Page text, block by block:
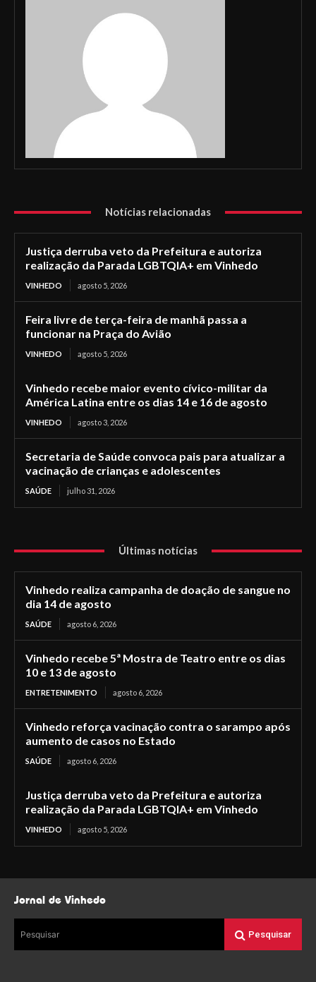
Notícias relacionadas
Justiça derruba veto da Prefeitura e autoriza
realização da Parada LGBTQIA+ em Vinhedo
VINHEDO agosto 5, 2026
Feira livre de terça-feira de manhã passa a
funcionar na Praça do Avião
VINHEDO agosto 5, 2026
Vinhedo recebe maior evento cívico-militar da
América Latina entre os dias 14 e 16 de agosto
VINHEDO agosto 3, 2026
Secretaria de Saúde convoca pais para atualizar a
vacinação de crianças e adolescentes
SAÚDE julho 31, 2026
Últimas notícias
Vinhedo realiza campanha de doação de sangue no
dia 14 de agosto
SAÚDE agosto 6, 2026
Vinhedo recebe 5ª Mostra de Teatro entre os dias
10 e 13 de agosto
ENTRETENIMENTO agosto 6, 2026
Vinhedo reforça vacinação contra o sarampo após
aumento de casos no Estado
SAÚDE agosto 6, 2026
Justiça derruba veto da Prefeitura e autoriza
realização da Parada LGBTQIA+ em Vinhedo
VINHEDO agosto 5, 2026
Jornal de Vinhedo
Pesquisar Pesquisar